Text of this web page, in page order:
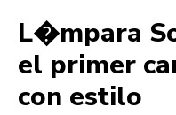
L�mpara
el primer
con estilo